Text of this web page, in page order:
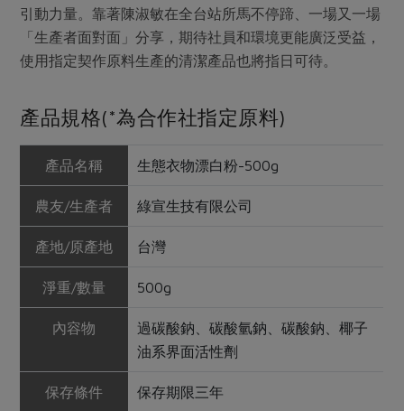
引動力量。靠著陳淑敏在全台站所馬不停蹄、一場又一場
「生產者面對面」分享，期待社員和環境更能廣泛受益，
使用指定契作原料生產的清潔產品也將指日可待。
產品規格(*為合作社指定原料)
產品名稱 生態衣物漂白粉-500g
農友/生產者 綠宣生技有限公司
產地/原產地 台灣
淨重/數量 500g
內容物
過碳酸鈉、碳酸氫鈉、碳酸鈉、椰子
油系界面活性劑
保存條件 保存期限三年